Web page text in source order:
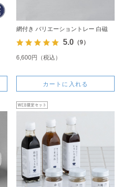
網付き バリエーショントレー 白磁
5.0（9）
6,600円（税込）
カートに入れる